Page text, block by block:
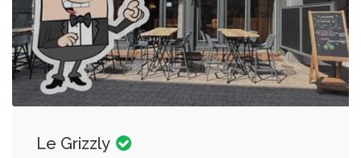
Le Grizzly